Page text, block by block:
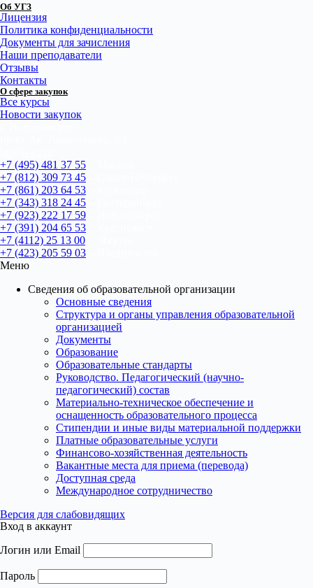
Об УГЗ
Лицензия
Политика конфиденциальности
Документы для зачисления
Наши преподаватели
Отзывы
Контакты
О сфере закупок
Все курсы
Новости закупок
+7 (495) 481 37 55
+7 (812) 309 73 45
+7 (861) 203 64 53
+7 (343) 318 24 45
+7 (923) 222 17 59
+7 (391) 204 65 53
+7 (4112) 25 13 00
+7 (423) 205 59 03
Меню
Сведения об образовательной организации
Основные сведения
Структура и органы управления образовательной
организацией
Документы
Образование
Образовательные стандарты
Руководство. Педагогический (научно-
педагогический) состав
Материально-техническое обеспечение и
оснащенность образовательного процесса
Стипендии и иные виды материальной поддержки
Платные образовательные услуги
Финансово-хозяйственная деятельность
Вакантные места для приема (перевода)
Доступная среда
Международное сотрудничество
Версия для слабовидящих
Вход в аккаунт
Логин или Email
Пароль